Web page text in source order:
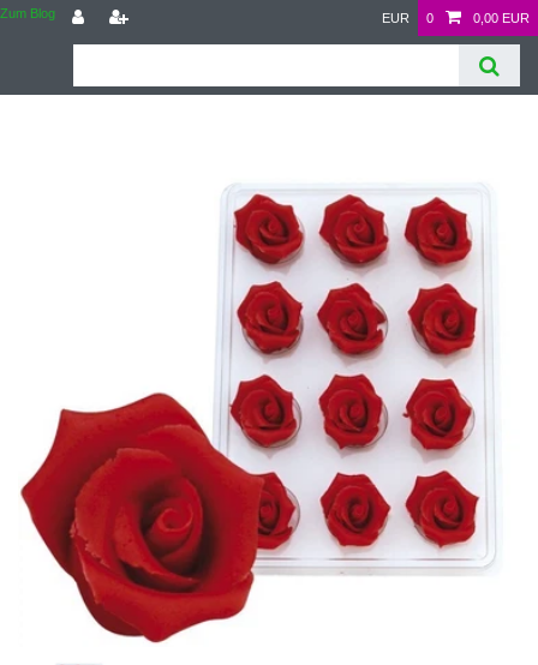
Zum Blog EUR 0 0,00 EUR